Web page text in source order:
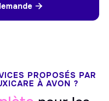

PROPOSÉS PAR
À AVON ?